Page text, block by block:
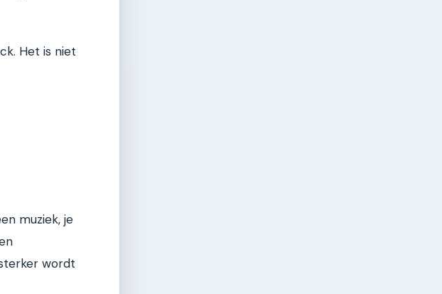
Het is niet
muziek, je
wordt